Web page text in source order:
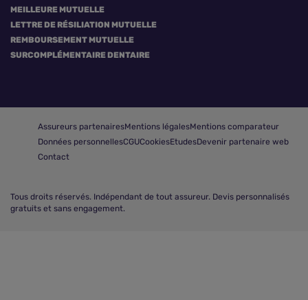
MEILLEURE MUTUELLE
LETTRE DE RÉSILIATION MUTUELLE
REMBOURSEMENT MUTUELLE
SURCOMPLÉMENTAIRE DENTAIRE
Assureurs partenairesMentions légalesMentions comparateur
Données personnellesCGUCookiesEtudesDevenir partenaire web
Contact
Tous droits réservés. Indépendant de tout assureur. Devis personnalisés
gratuits et sans engagement.